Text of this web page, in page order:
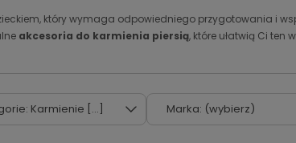
który wymaga odpowiedniego przygotowania i
akcesoria do karmienia piersią, które ułatwią Ci ten
Kategorie: Karmienie [...] Marka: (wybierz)